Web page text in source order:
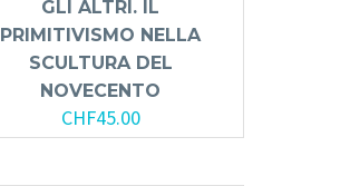
GLI ALTRI. IL
PRIMITIVISMO NELLA
SCULTURA DEL
NOVECENTO
CHF45.00